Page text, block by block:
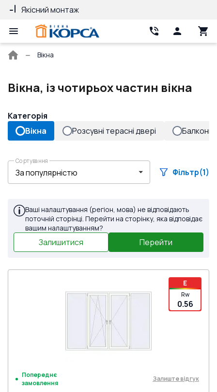
Якісний монтаж
Головна
Вікна
Вікна, із чотирьох частин вікна
Категорія
Вікна
Розсувні терасні двері Балконні
Сортування
Фільтр(1)
Ваші налаштування (регіон, мова) не відповідають
поточній сторінці. Перейти на сторінку, яка відповідає
вашим налаштуванням?
Залишитися Перейти
E
Rw
0.56
Попереднє
замовлення
Залиште відгук